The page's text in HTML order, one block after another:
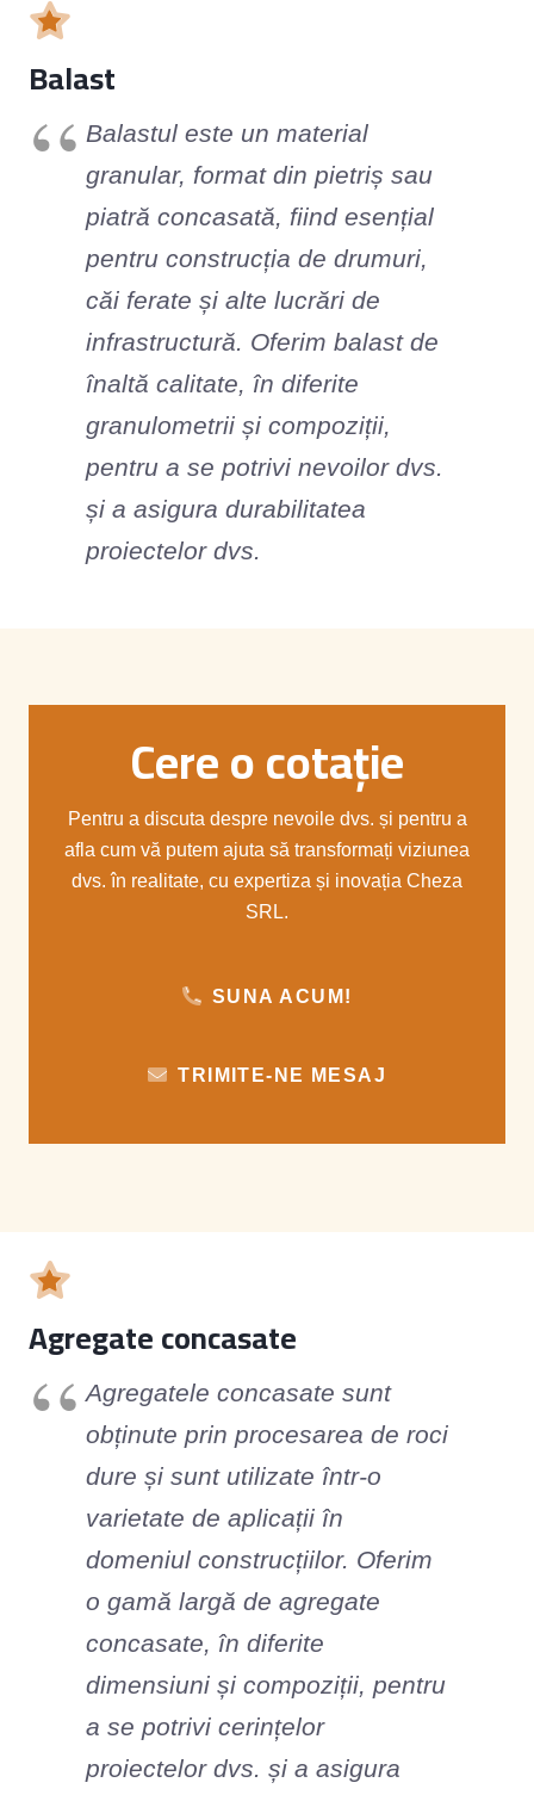
Balast
Balastul este un material
granular, format din pietriș sau
piatră concasată, fiind esențial
pentru construcția de drumuri,
căi ferate și alte lucrări de
infrastructură. Oferim balast de
înaltă calitate, în diferite
granulometrii și compoziții,
pentru a se potrivi nevoilor dvs.
și a asigura durabilitatea
proiectelor dvs.
Cere o cotație
Pentru a discuta despre nevoile dvs. și pentru a
afla cum vă putem ajuta să transformați viziunea
dvs. în realitate, cu expertiza și inovația Cheza
SRL.
SUNA ACUM!
TRIMITE-NE MESAJ
Agregate concasate
Agregatele concasate sunt
obținute prin procesarea de roci
dure și sunt utilizate într-o
varietate de aplicații în
domeniul construcțiilor. Oferim
o gamă largă de agregate
concasate, în diferite
dimensiuni și compoziții, pentru
a se potrivi cerințelor
proiectelor dvs. și a asigura